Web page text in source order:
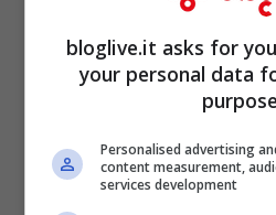
Caterina
bloglive.it asks for
your personal data
Personalised advertising
content measurement,
services development